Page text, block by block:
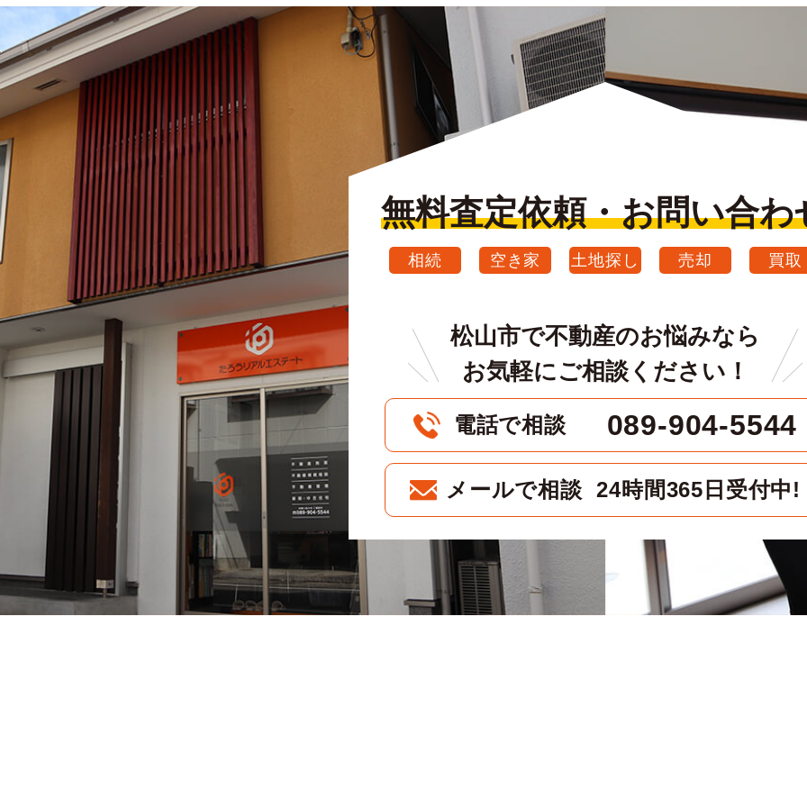
無料査定依頼・お問い合わ
相続 空き家 土地探し 売却 買取
松山市で不動産のお悩みなら
お気軽にご相談ください！
電話で相談 089-904-5544
メールで相談 24時間365日受付中!